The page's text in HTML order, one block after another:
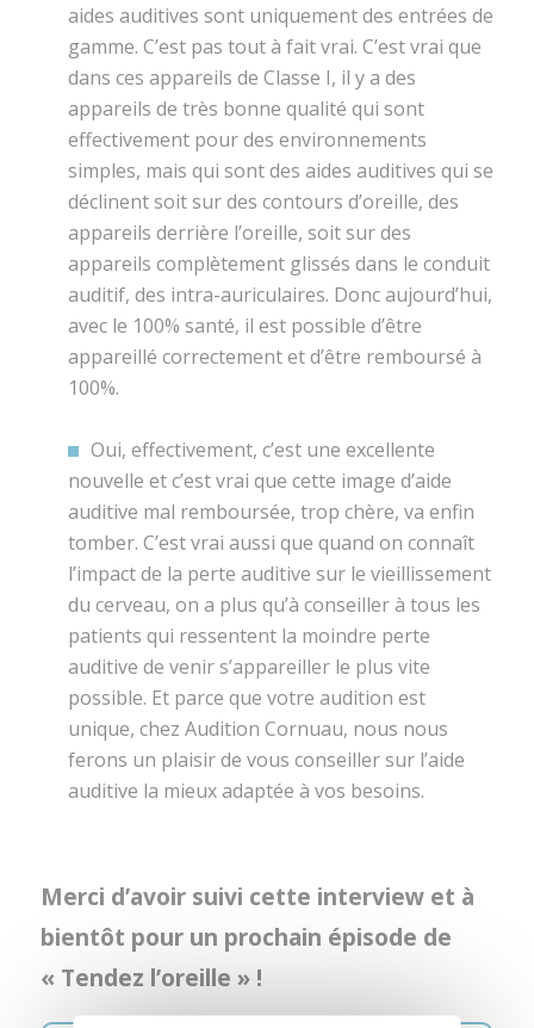
aides auditives sont uniquement des entrées de
gamme. C’est pas tout à fait vrai. C’est vrai que
dans ces appareils de Classe I, il y a des
appareils de très bonne qualité qui sont
effectivement pour des environnements
simples, mais qui sont des aides auditives qui se
déclinent soit sur des contours d’oreille, des
appareils derrière l’oreille, soit sur des
appareils complètement glissés dans le conduit
auditif, des intra-auriculaires. Donc aujourd’hui,
avec le 100% santé, il est possible d’être
appareillé correctement et d’être remboursé à
100%.
Oui, effectivement, c’est une excellente
nouvelle et c’est vrai que cette image d’aide
auditive mal remboursée, trop chère, va enfin
tomber. C’est vrai aussi que quand on connaît
l’impact de la perte auditive sur le vieillissement
du cerveau, on a plus qu’à conseiller à tous les
patients qui ressentent la moindre perte
auditive de venir s’appareiller le plus vite
possible. Et parce que votre audition est
unique, chez Audition Cornuau, nous nous
ferons un plaisir de vous conseiller sur l’aide
auditive la mieux adaptée à vos besoins.
Merci d’avoir suivi cette interview et à
bientôt pour un prochain épisode de
« Tendez l’oreille » !